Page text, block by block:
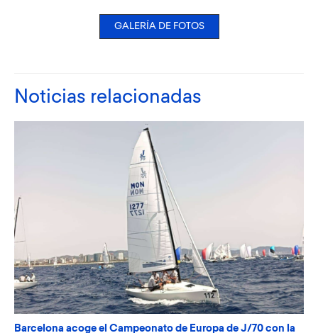
GALERÍA DE FOTOS
Noticias relacionadas
Barcelona acoge el Campeonato de Europa de J/70 con la